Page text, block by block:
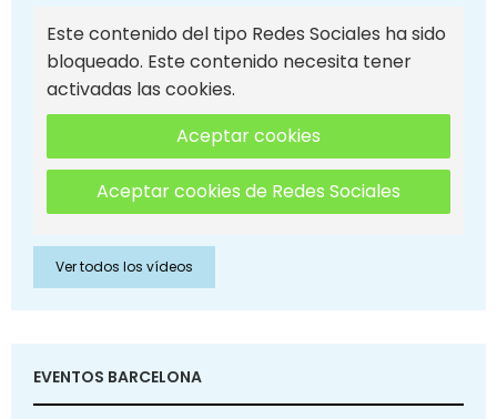
Este contenido del tipo Redes Sociales ha sido
bloqueado. Este contenido necesita tener
activadas las cookies.
Aceptar cookies
Aceptar cookies de Redes Sociales
Ver todos los vídeos
EVENTOS BARCELONA